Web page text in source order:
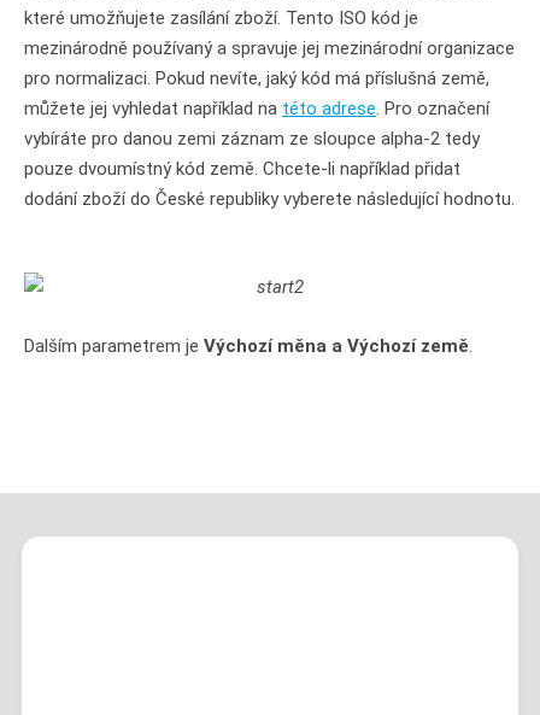
které umožňujete zasílání zboží. Tento ISO kód je
mezinárodně používaný a spravuje jej mezinárodní organizace
pro normalizaci. Pokud nevíte, jaký kód má příslušná země,
můžete jej vyhledat například na této adrese . Pro označení
vybíráte pro danou zemi záznam ze sloupce alpha-2 tedy
pouze dvoumístný kód země. Chcete-li například přidat
dodání zboží do České republiky vyberete následující hodnotu.
Dalším parametrem je Výchozí měna a Výchozí země